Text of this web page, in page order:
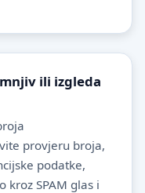
ili izgleda
provjeru broja,
podatke,
SPAM glas i